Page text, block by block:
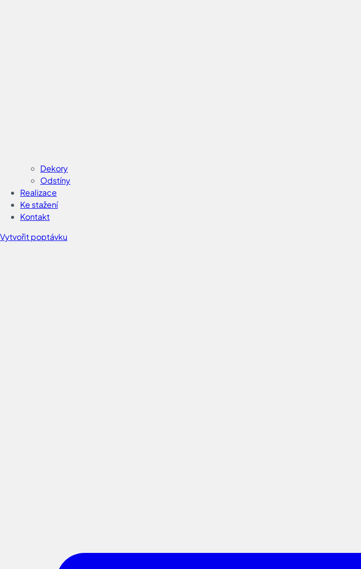
Dekory
Odstíny
Realizace
Ke stažení
Kontakt
Vytvořit poptávku